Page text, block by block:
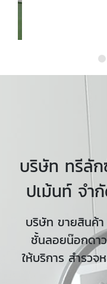
บริษัท ทรีลัก
ปเม้นท์ จำ
บริษัท ขายสินค้
ชั้นลอยน๊อกดา
ให้บริการ สำรว